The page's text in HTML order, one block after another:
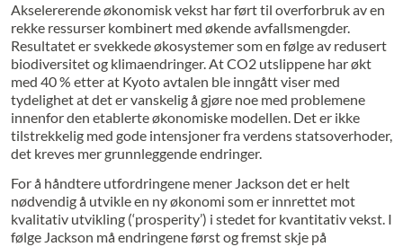
Akselererende økonomisk vekst har ført til overforbruk av en
rekke ressurser kombinert med økende avfallsmengder.
Resultatet er svekkede økosystemer som en følge av redusert
biodiversitet og klimaendringer. At CO2 utslippene har økt
med 40 % etter at Kyoto avtalen ble inngått viser med
tydelighet at det er vanskelig å gjøre noe med problemene
innenfor den etablerte økonomiske modellen. Det er ikke
tilstrekkelig med gode intensjoner fra verdens statsoverhoder,
det kreves mer grunnleggende endringer.
For å håndtere utfordringene mener Jackson det er helt
nødvendig å utvikle en ny økonomi som er innrettet mot
kvalitativ utvikling (‘prosperity’) i stedet for kvantitativ vekst. I
følge Jackson må endringene først og fremst skje på